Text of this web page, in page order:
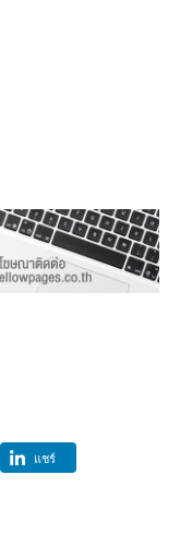
แชร์